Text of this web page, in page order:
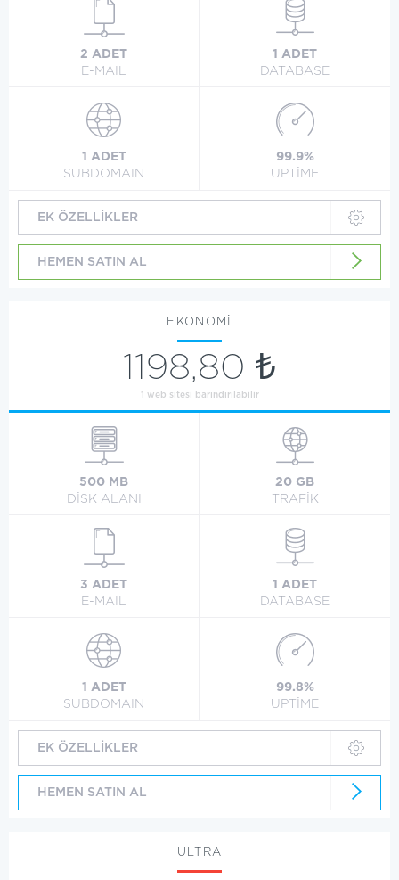
2 ADET
E-MAIL
1 ADET
DATABASE
1 ADET
SUBDOMAIN
99.9%
UPTİME
EK ÖZELLİKLER
HEMEN SATIN AL
EKONOMİ
1198,80 ₺
1 web sitesi barındırılabilir
500 MB
DİSK ALANI
20 GB
TRAFİK
3 ADET
E-MAIL
1 ADET
DATABASE
1 ADET
SUBDOMAIN
99.8%
UPTİME
EK ÖZELLİKLER
HEMEN SATIN AL
ULTRA